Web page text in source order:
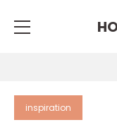
inspiration